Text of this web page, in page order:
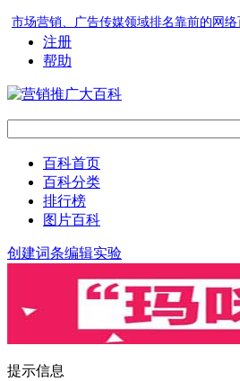
市场营销、广告传媒领域排名靠前的网络
注册
帮助
百科首页
百科分类
排行榜
图片百科
创建词条编辑实验
提示信息